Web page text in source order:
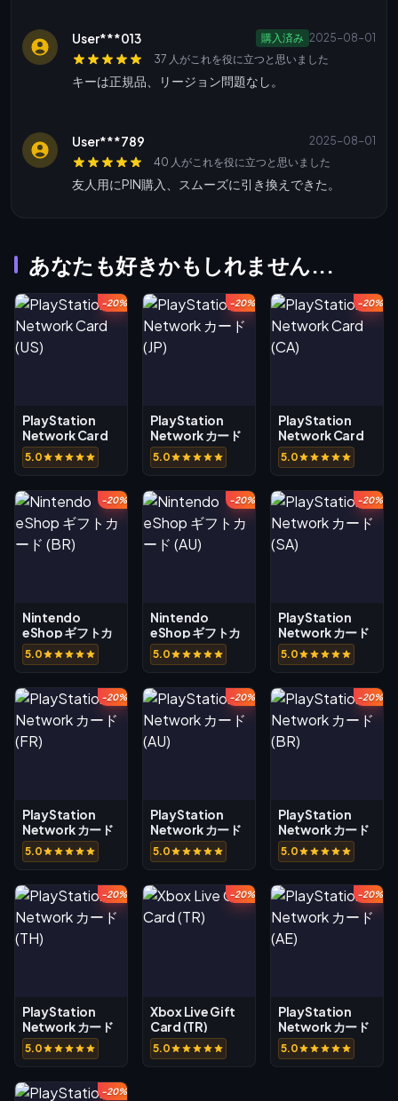
User***013 購入済み 2025-08-01
37 人がこれを役に立つと思いました
キーは正規品、リージョン問題なし。
User***789
2025-08-01
40 人がこれを役に立つと思いました
友人用にPIN購入、スムーズに引き換えできた。
あなたも好きかもしれません...
-20%
PlayStation
Network Card
(US)
5.0
-20%
PlayStation
Network カード
(JP)
5.0
-20%
PlayStation
Network Card
(CA)
5.0
-20%
Nintendo
eShop ギフトカ
ード (BR)
5.0
-20%
Nintendo
eShop ギフトカ
ード (AU)
5.0
-20%
PlayStation
Network カード
(SA)
5.0
-20%
PlayStation
Network カード
(FR)
5.0
-20%
PlayStation
Network カード
(AU)
5.0
-20%
PlayStation
Network カード
(BR)
5.0
-20%
PlayStation
Network カード
(TH)
5.0
-20%
Xbox Live Gift
Card (TR)
5.0
-20%
PlayStation
Network カード
(AE)
5.0
-20%